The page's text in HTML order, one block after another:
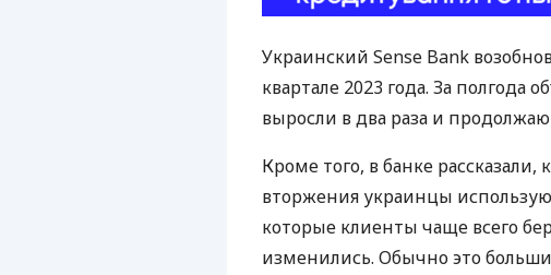
Украинский Sense Bank
квартале 2023 года. За полгода
выросли в два раза и
Кроме того, в банке
вторжения украинцы
которые клиенты чаще всего
изменились. Обычно это